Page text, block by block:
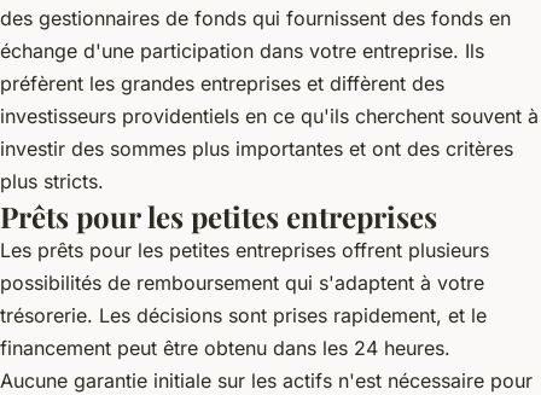
des gestionnaires de fonds qui fournissent des fonds en
échange d'une participation dans votre entreprise. Ils
préfèrent les grandes entreprises et diffèrent des
investisseurs providentiels en ce qu'ils cherchent souvent à
investir des sommes plus importantes et ont des critères
plus stricts.
Prêts pour les petites entreprises
Les prêts pour les petites entreprises offrent plusieurs
possibilités de remboursement qui s'adaptent à votre
trésorerie. Les décisions sont prises rapidement, et le
financement peut être obtenu dans les 24 heures.
Aucune garantie initiale sur les actifs n'est nécessaire pour